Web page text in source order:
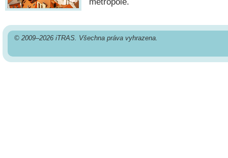
© 2009–2026 iTRAS. Všechna práva vyhrazena.